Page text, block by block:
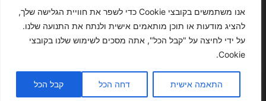
אנו משתמשים בקובצי Cookie כדי לשפר את חוויית הגלישה שלך,
להציג מודעות או תוכן מותאמים אישית ולנתח את התנועה שלנו.
על ידי לחיצה על "קבל הכל", אתה מסכים לשימוש שלנו בקובצי
Cookie.
התאמה אישית דחה הכל קבל הכל